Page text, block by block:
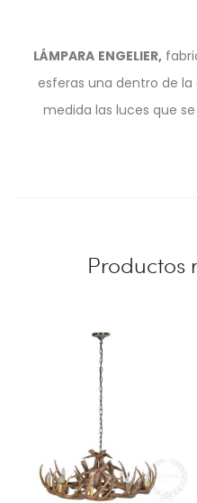
LÁMPARA ENGELIER,
esferas una dentro de la
medida las luces que
Productos